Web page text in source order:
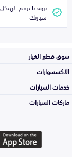
سيارتك
سوق قطع الغيار
الاكسسوارات
خدمات السيارات
ماركات السيارات